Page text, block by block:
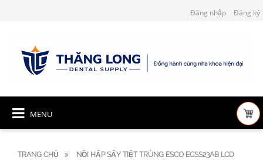
Đăng nhập Đăng ký
MENU
TRANG CHỦ
NỒI HẤP SẤY TIỆT TRÙNG ESCO ECSS23AB LCD